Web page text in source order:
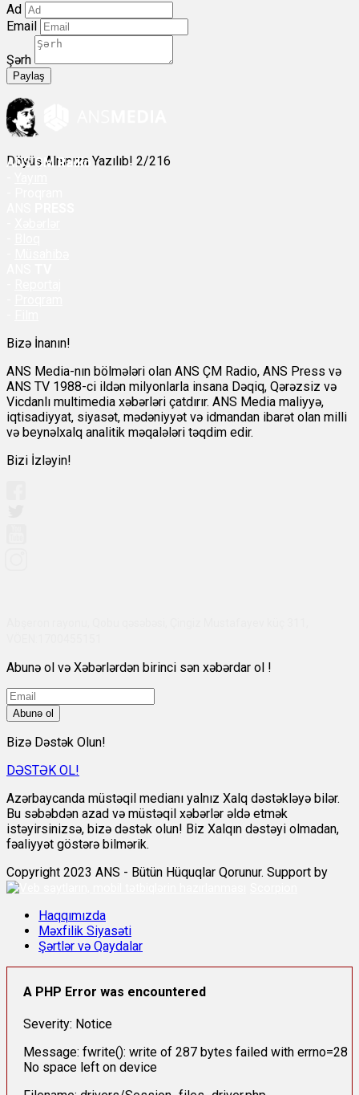
Ad
Email
Şərh
Paylaş
Döyüş Alnınıza Yazılıb! 2/216
ANSÇM Radio
Bizə İnanın!
ANS Media-nın bölmələri olan ANS ÇM Radio, ANS Press və
ANS TV 1988-ci ildən milyonlarla insana Dəqiq, Qərəzsiz və
Vicdanlı multimedia xəbərləri çatdırır. ANS Media maliyyə,
iqtisadiyyat, siyasət, mədəniyyət və idmandan ibarət olan milli
və beynəlxalq analitik məqalələri təqdim edir.
Bizi İzləyin!
Abunə ol və Xəbərlərdən birinci sən xəbərdar ol !
Abunə ol
Bizə Dəstək Olun!
DƏSTƏK OL!
Azərbaycanda müstəqil medianı yalnız Xalq dəstəkləyə bilər.
Bu səbəbdən azad və müstəqil xəbərlər əldə etmək
istəyirsinizsə, bizə dəstək olun! Biz Xalqın dəstəyi olmadan,
fəaliyyət göstərə bilmərik.
Copyright 2023 ANS - Bütün Hüquqlar Qorunur. Support by
Haqqımızda
Məxfilik Siyasəti
Şərtlər və Qaydalar
A PHP Error was encountered
Severity: Notice
Message: fwrite(): write of 287 bytes failed with errno=28
No space left on device